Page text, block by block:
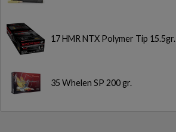
17 HMR NTX Polymer Tip 15.5gr.
35 Whelen SP 200 gr.